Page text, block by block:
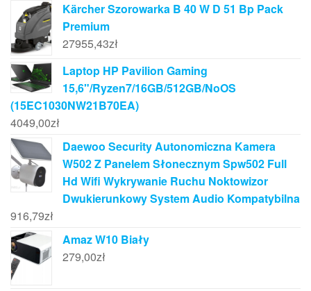
Kärcher Szorowarka B 40 W D 51 Bp Pack
Premium
27955,43zł
Laptop HP Pavilion Gaming
15,6"/Ryzen7/16GB/512GB/NoOS
(15EC1030NW21B70EA)
4049,00zł
Daewoo Security Autonomiczna Kamera
W502 Z Panelem Słonecznym Spw502 Full
Hd Wifi Wykrywanie Ruchu Noktowizor
Dwukierunkowy System Audio Kompatybilna
916,79zł
Amaz W10 Biały
279,00zł